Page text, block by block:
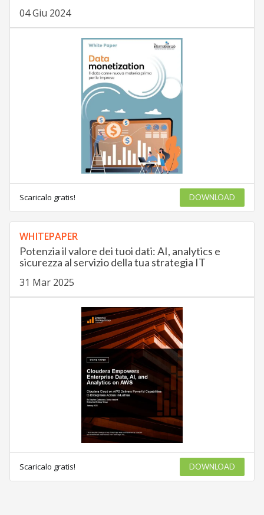
04 Giu 2024
Scaricalo gratis! DOWNLOAD
WHITEPAPER
Potenzia il valore dei tuoi dati: AI, analytics e
sicurezza al servizio della tua strategia IT
31 Mar 2025
Scaricalo gratis! DOWNLOAD